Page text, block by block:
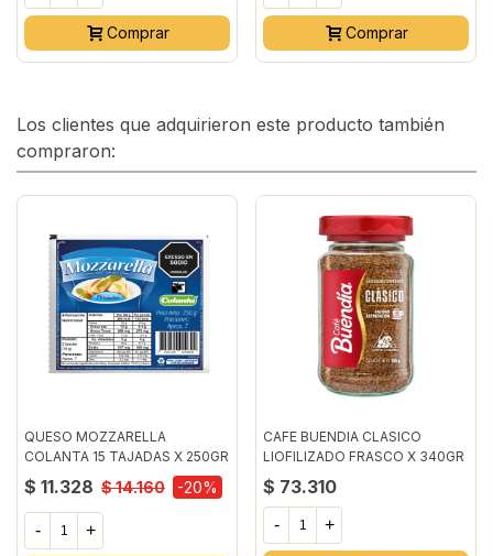
Comprar Comprar
Los clientes que adquirieron este producto también
compraron:
QUESO MOZZARELLA
COLANTA 15 TAJADAS X 250GR
$ 11.328 $ 14.160 -20%
- +
CAFE BUENDIA CLASICO
LIOFILIZADO FRASCO X 340GR
$ 73.310
- +